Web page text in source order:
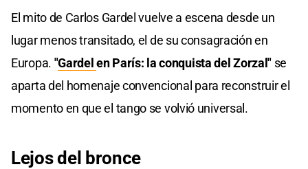
El mito de Carlos Gardel vuelve a escena desde un
lugar menos transitado, el de su consagración en
Europa. "Gardelen París: la conquista del Zorzal" se
aparta del homenaje convencional para reconstruir el
momento en que el tango se volvió universal.
Lejos del bronce